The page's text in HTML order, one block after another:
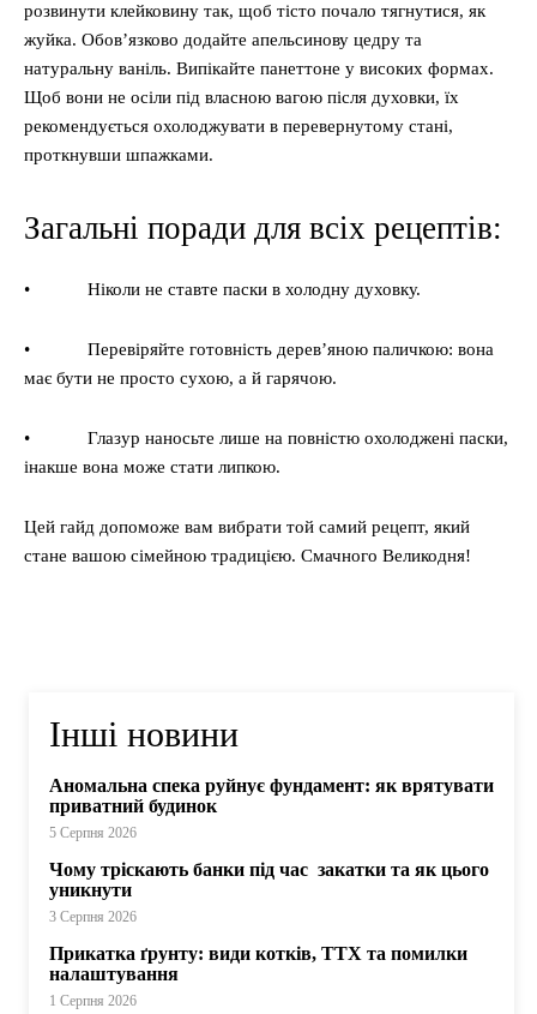
розвинути клейковину так, щоб тісто почало тягнутися, як
жуйка. Обов’язково додайте апельсинову цедру та
натуральну ваніль. Випікайте панеттоне у високих формах.
Щоб вони не осіли під власною вагою після духовки, їх
рекомендується охолоджувати в перевернутому стані,
проткнувши шпажками.
Загальні поради для всіх рецептів:
• Ніколи не ставте паски в холодну духовку.
• Перевіряйте готовність дерев’яною паличкою: вона
має бути не просто сухою, а й гарячою.
• Глазур наносьте лише на повністю охолоджені паски,
інакше вона може стати липкою.
Цей гайд допоможе вам вибрати той самий рецепт, який
стане вашою сімейною традицією. Смачного Великодня!
Інші новини
Аномальна спека руйнує фундамент: як врятувати
приватний будинок
5 Серпня 2026
Чому тріскають банки під час закатки та як цього
уникнути
3 Серпня 2026
Прикатка ґрунту: види котків, ТТХ та помилки
налаштування
1 Серпня 2026